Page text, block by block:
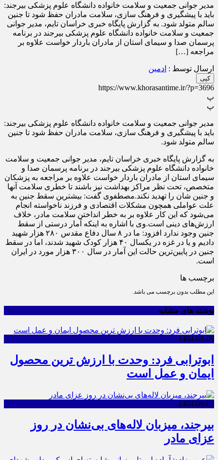
مدیر جوانی جمعیت و سلامت خانواده دانشگاه علوم پزشکی بیرجند:
باید با پیشگیری و فرهنگ سازی، سلامت مادران حفظ شود تا جنین
سالم متولد شود. به گزارش پایگاه خبری خراسان تایم، مدیر جوانی
جمعیت و سلامت خانواده دانشگاه علوم پزشکی بیرجند در برنامه
پرسمان صدا و سیمای استان از مادران باردار خواست علاوه بر
مراجعه […]
ارسال توسط : ادمین
کپی
https://www.khorasantime.ir/?p=3696
پ
پ
مدیر جوانی جمعیت و سلامت خانواده دانشگاه علوم پزشکی بیرجند:
باید با پیشگیری و فرهنگ سازی، سلامت مادران حفظ شود تا جنین
سالم متولد شود.
به گزارش پایگاه خبری خراسان تایم، مدیر جوانی جمعیت و سلامت
خانواده دانشگاه علوم پزشکی بیرجند در برنامه پرسمان صدا و
سیمای استان از مادران باردار خواست علاوه بر مراجعه به پزشکان
متخصص، تحت نظر مراکز بهداشت نیز باشند تا خطری سلامت آنها
و جنین شان را تهدید نکند.مصطفوی گفت: بیشترین سقط جنین به
علت عواملی همچون مشکلات اقتصادی و فرزند ناخواسته انجام
می‌شود که این کار علاوه بر به خطر انداختن سلامت مادر، خلاف
ارزش‌های دینی است.وی با اشاره به اینکه آمار درستی از سقط
جنین وجود ندارد افزود: ما در ۸ سال دفاع مقدس ۲۸۰ هزار شهید
دادیم و یا در غزه در یکسال ۴۰ هزار کودک شهید شدند، اما در سقط
جنین در پایین‌ترین حالت این آمار در سال ۳۰۰ هزار مورد در ایران
است.
برچسب ها
این مطلب بدون برچسب می باشد.
نوشته های مشابه
1404-09-09
ابوترابی فرد: وحدت با ارزش ترین محصول
ایمان و عمل است
1404-09-03
بیرجند، میزبان لاله‌های بی‌نشان در روز
عزای مادر